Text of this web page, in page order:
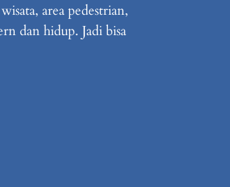
area pedestrian,
dan hidup. Jadi bisa